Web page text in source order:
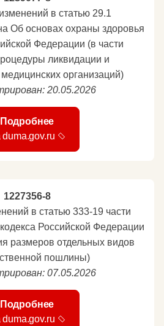
в статью 29.1
Об основах охраны здоровья
Федерации (в части
ликвидации и
организаций)
20.05.2026
Подробнее
duma.gov.ru
1227356-8
в статью 333-19 части
Российской Федерации
размеров отдельных видов
пошлины)
07.05.2026
Подробнее
duma.gov.ru